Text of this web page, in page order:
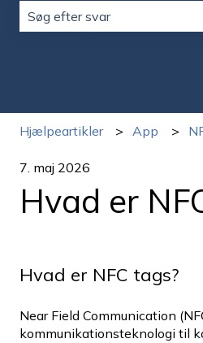
Hjælpeartikler App
7. maj 2026
Hvad er
Hvad er NFC tags?
Near Field Communication
kommunikationsteknologi til